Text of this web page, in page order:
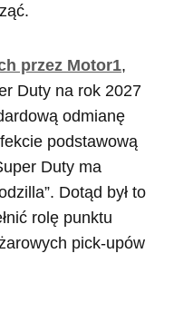
przez Motor1,
Duty na rok 2027
odmianę
podstawową
Duty ma
Dotąd był to
rolę punktu
pick-upów